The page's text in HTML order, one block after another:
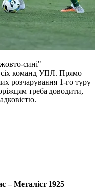
сині"
команд УПЛ. Прямо
розчарування 1-го туру
треба доводити,
– Металіст 1925